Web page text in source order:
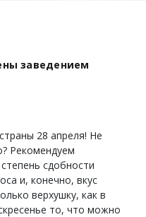
заведением
28 апреля! Не
Рекомендуем
сдобности
и, конечно, вкус
верхушку, как в
то, что можно